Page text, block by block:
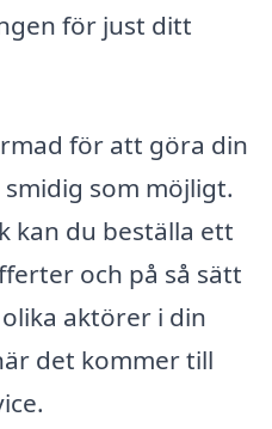
för just ditt
för att göra din
som möjligt.
kan du beställa ett
och på så sätt
aktörer i din
det kommer till